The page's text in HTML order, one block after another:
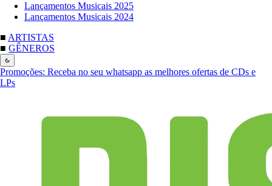
Lançamentos Musicais 2025
Lançamentos Musicais 2024
■ ARTISTAS
■ GÊNEROS
Promoções: Receba no seu whatsapp as melhores ofertas de CDs e
LPs